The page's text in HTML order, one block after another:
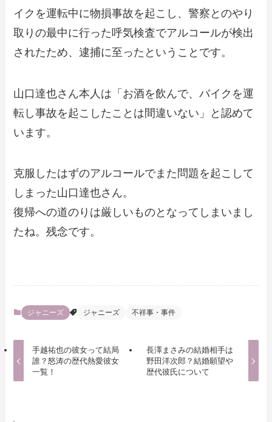
イクを運転中に物損事故を起こし、警察とのやり
取りの最中に行った呼気検査でアルコールが検出
されたため、逮捕に至ったということです。
山口達也さん本人は「お酒を飲んで、バイクを運
転し事故を起こしたことは間違いない」と認めて
います。
克服したはずのアルコールでまた問題を起こして
しまった山口達也さん。
復帰への道のりは厳しいものとなってしまいまし
たね。残念です。
ジャニーズ ジャニーズ 不祥事・事件
手越祐也の彼女って結局
誰？怒涛の歴代熱愛彼女
一覧！
長澤まさみの結婚相手は
野田洋次郎？結婚願望や
歴代彼氏について